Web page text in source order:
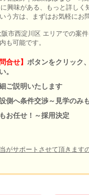
興味がある、もっと詳しく
う方は、まずはお気軽にお
市西淀川区 エリアでの案
も可能です。
合せ】 ボタンをクリック
。
ご説明いたします
側へ条件交渉～見学のみ
お任せ！～採用決定
がサポートさせて頂きます